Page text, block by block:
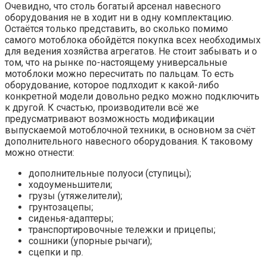
Очевидно, что столь богатый арсенал навесного
оборудования не в ходит ни в одну комплектацию.
Остаётся только представить, во сколько помимо
самого мотоблока обойдётся покупка всех необходимых
для ведения хозяйства агрегатов. Не стоит забывать и о
том, что на рынке по-настоящему универсальные
мотоблоки можно пересчитать по пальцам. То есть
оборудование, которое подлходит к какой-либо
конкретной модели довольно редко можно подключить
к другой. К счастью, производители всё же
предусматривают возможность модификации
выпускаемой мотоблочной техники, в основном за счёт
дополнительного навесного оборудования. К таковому
можно отнести:
дополнительные полуоси (ступицы);
ходоуменьшители;
грузы (утяжелители);
грунтозацепы;
сиденья-адаптеры;
транспортировочные тележки и прицепы;
сошники (упорные рычаги);
сцепки и пр.